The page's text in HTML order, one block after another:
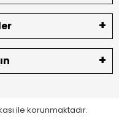
ile korunmaktadır.